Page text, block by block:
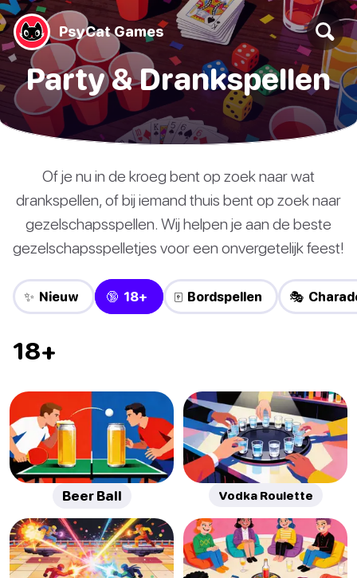
PsyCat Games
Party & Drankspellen
Of je nu in de kroeg bent op zoek naar wat
drankspellen, of bij iemand thuis bent op zoek naar
gezelschapsspellen. Wij helpen je aan de beste
gezelschapsspelletjes voor een onvergetelijk feest!
✨ Nieuw 🔞 18+ 🀄 Bordspellen 🎭
18+
Beer Ball Vodka Roulette